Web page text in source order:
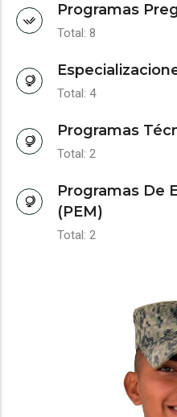
Programas
Total: 8
Total: 4
Programas
Total: 2
Programas De
(PEM)
Total: 2